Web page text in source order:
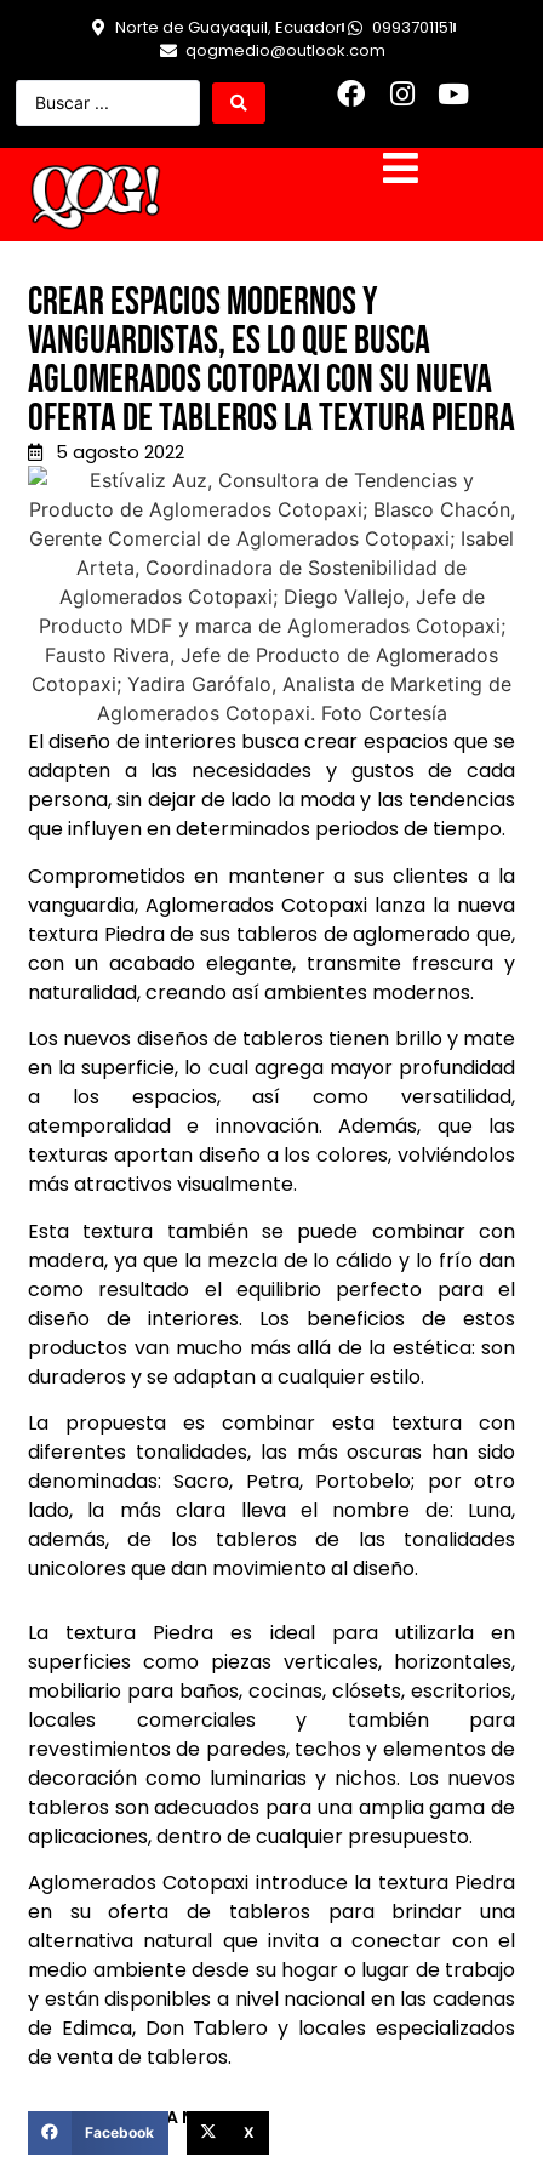
Norte de Guayaquil, Ecuador
0993701151
qogmedio@outlook.com
Crear espacios modernos y
vanguardistas, es lo que busca
Aglomerados Cotopaxi con su nueva
oferta de tableros la Textura Piedra
5 agosto 2022
El diseño de interiores busca crear espacios que se
adapten a las necesidades y gustos de cada
persona, sin dejar de lado la moda y las tendencias
que influyen en determinados periodos de tiempo.
Comprometidos en mantener a sus clientes a la
vanguardia, Aglomerados Cotopaxi lanza la nueva
textura Piedra de sus tableros de aglomerado que,
con un acabado elegante, transmite frescura y
naturalidad, creando así ambientes modernos.
Los nuevos diseños de tableros tienen brillo y mate
en la superficie, lo cual agrega mayor profundidad
a los espacios, así como versatilidad,
atemporalidad e innovación. Además, que las
texturas aportan diseño a los colores, volviéndolos
más atractivos visualmente.
Esta textura también se puede combinar con
madera, ya que la mezcla de lo cálido y lo frío dan
como resultado el equilibrio perfecto para el
diseño de interiores. Los beneficios de estos
productos van mucho más allá de la estética: son
duraderos y se adaptan a cualquier estilo.
La propuesta es combinar esta textura con
diferentes tonalidades, las más oscuras han sido
denominadas: Sacro, Petra, Portobelo; por otro
lado, la más clara lleva el nombre de: Luna,
además, de los tableros de las tonalidades
unicolores que dan movimiento al diseño.
La textura Piedra es ideal para utilizarla en
superficies como piezas verticales, horizontales,
mobiliario para baños, cocinas, clósets, escritorios,
locales comerciales y también para
revestimientos de paredes, techos y elementos de
decoración como luminarias y nichos. Los nuevos
tableros son adecuados para una amplia gama de
aplicaciones, dentro de cualquier presupuesto.
Aglomerados Cotopaxi introduce la textura Piedra
en su oferta de tableros para brindar una
alternativa natural que invita a conectar con el
medio ambiente desde su hogar o lugar de trabajo
y están disponibles a nivel nacional en las cadenas
de Edimca, Don Tablero y locales especializados
de venta de tableros.
COMPARTIR ESTA NOTICIA
Facebook X